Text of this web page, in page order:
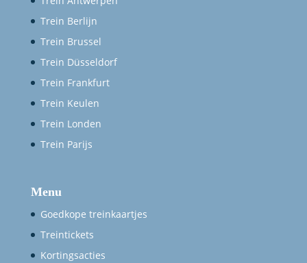
Trein Berlijn
Trein Brussel
Trein Düsseldorf
Trein Frankfurt
Trein Keulen
Trein Londen
Trein Parijs
Menu
Goedkope treinkaartjes
Treintickets
Kortingsacties